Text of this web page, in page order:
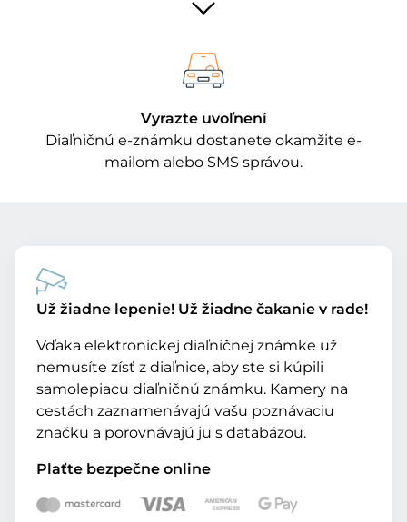
Vyrazte uvoľnení
Diaľničnú e-známku dostanete okamžite e-
mailom alebo SMS správou.
Už žiadne lepenie! Už žiadne čakanie v rade!
Vďaka elektronickej diaľničnej známke už
nemusíte zísť z diaľnice, aby ste si kúpili
samolepiacu diaľničnú známku. Kamery na
cestách zaznamenávajú vašu poznávaciu
značku a porovnávajú ju s databázou.
Plaťte bezpečne online